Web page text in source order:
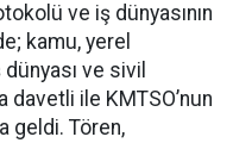
ve iş dünyasının
kamu, yerel
ve sivil
davetli ile KMTSO’nun
geldi. Tören,